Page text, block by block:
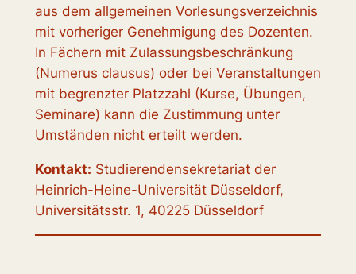
aus dem allgemeinen Vorlesungsverzeichnis
mit vorheriger Genehmigung des Dozenten.
In Fächern mit Zulassungsbeschränkung
(Numerus clausus) oder bei Veranstaltungen
mit begrenzter Platzzahl (Kurse, Übungen,
Seminare) kann die Zustimmung unter
Umständen nicht erteilt werden.
Kontakt: Studierendensekretariat der
Heinrich-Heine-Universität Düsseldorf,
Universitätsstr. 1, 40225 Düsseldorf